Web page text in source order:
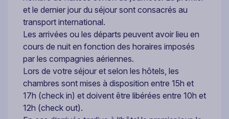
et le dernier jour du séjour sont consacrés au
transport international.
Les arrivées ou les départs peuvent avoir lieu en
cours de nuit en fonction des horaires imposés
par les compagnies aériennes.
Lors de votre séjour et selon les hôtels, les
chambres sont mises à disposition entre 15h et
17h (check in) et doivent être libérées entre 10h et
12h (check out).